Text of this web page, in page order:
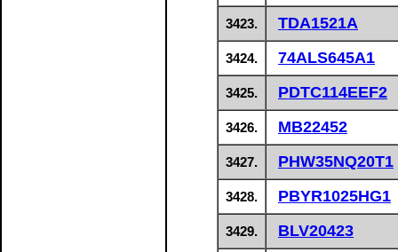
3423. TDA1521A
3424. 74ALS645A1
3425. PDTC114EEF2
3426. MB22452
3427. PHW35NQ20T1
3428. PBYR1025HG1
3429. BLV20423